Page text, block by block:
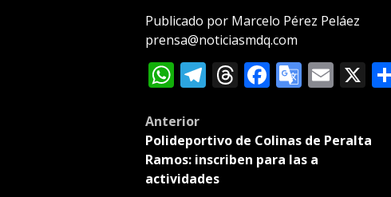
Publicado por Marcelo Pérez Peláez
prensa@noticiasmdq.com
WhatsApp
Telegram
Threads
Facebook
Google
X
Post
navigation
Anterior
Polideportivo de Colinas de Peralta
Ramos: inscriben para las a
actividades